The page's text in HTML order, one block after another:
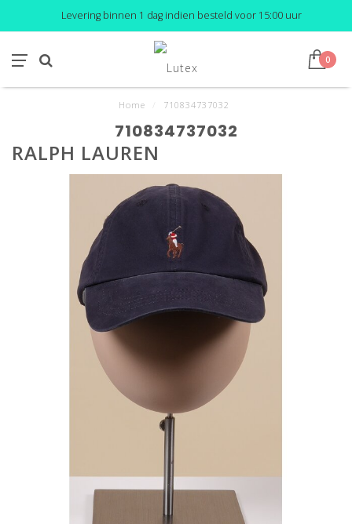
Levering binnen 1 dag indien besteld voor 15:00 uur
0
Home 710834737032
710834737032
RALPH LAUREN